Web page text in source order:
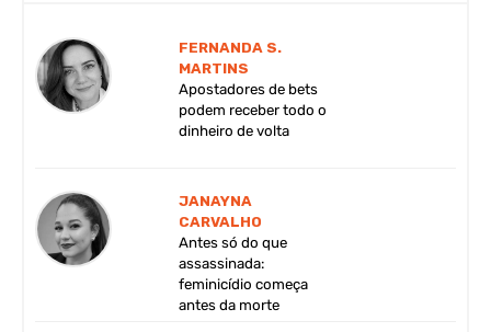
FERNANDA S.
MARTINS
Apostadores de bets
podem receber todo o
dinheiro de volta
JANAYNA
CARVALHO
Antes só do que
assassinada:
feminicídio começa
antes da morte